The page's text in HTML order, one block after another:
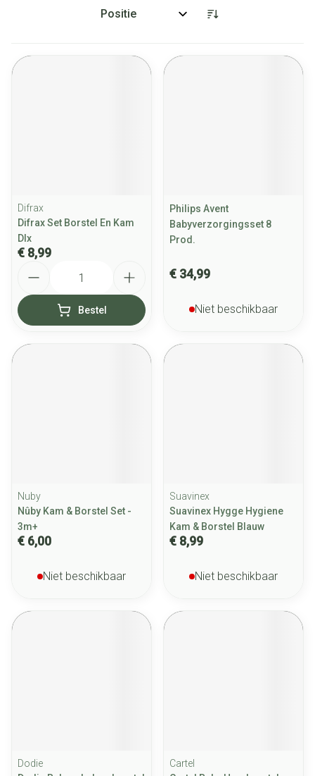
Sorteer op:
Difrax
Difrax Set Borstel En Kam
Dlx
€ 8,99
Bestel
Philips Avent
Babyverzorgingsset 8
Prod.
€ 34,99
Niet beschikbaar
Nuby
Nûby Kam & Borstel Set -
3m+
€ 6,00
Niet beschikbaar
Suavinex
Suavinex Hygge Hygiene
Kam & Borstel Blauw
€ 8,99
Niet beschikbaar
Dodie
Cartel